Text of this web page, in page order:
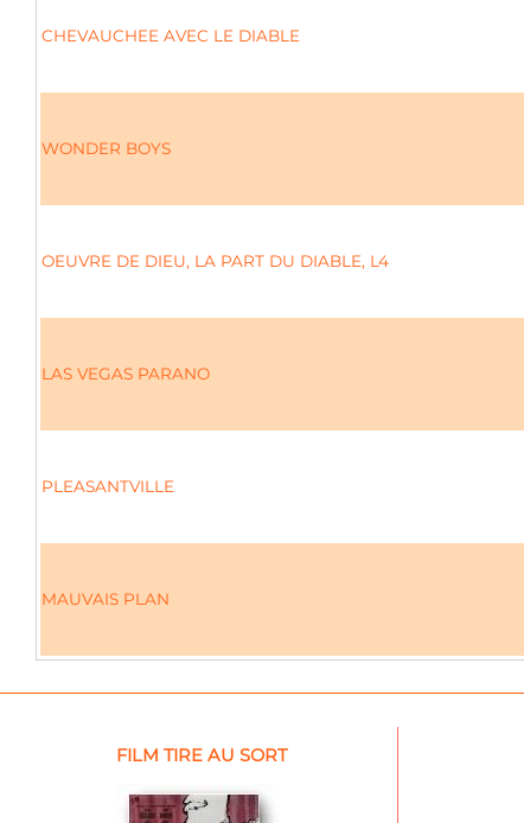
CHEVAUCHEE AVEC LE DIABLE
WONDER BOYS
OEUVRE DE DIEU, LA PART DU DIABLE, L4
LAS VEGAS PARANO
PLEASANTVILLE
MAUVAIS PLAN
FILM TIRE AU SORT